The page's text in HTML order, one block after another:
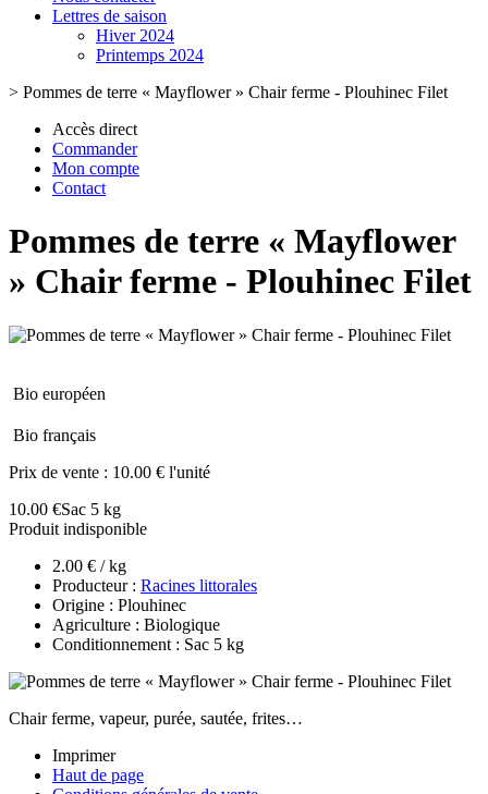
Lettres de saison
Hiver 2024
Printemps 2024
> Pommes de terre « Mayflower » Chair ferme - Plouhinec Filet
Accès direct
Commander
Mon compte
Contact
Pommes de terre « Mayflower
» Chair ferme - Plouhinec Filet
Bio européen
Bio français
Prix de vente : 10.00 € l'unité
10.00 €Sac 5 kg
Produit indisponible
2.00 € / kg
Producteur : Racines littorales
Origine : Plouhinec
Agriculture : Biologique
Conditionnement : Sac 5 kg
Chair ferme, vapeur, purée, sautée, frites…
Imprimer
Haut de page